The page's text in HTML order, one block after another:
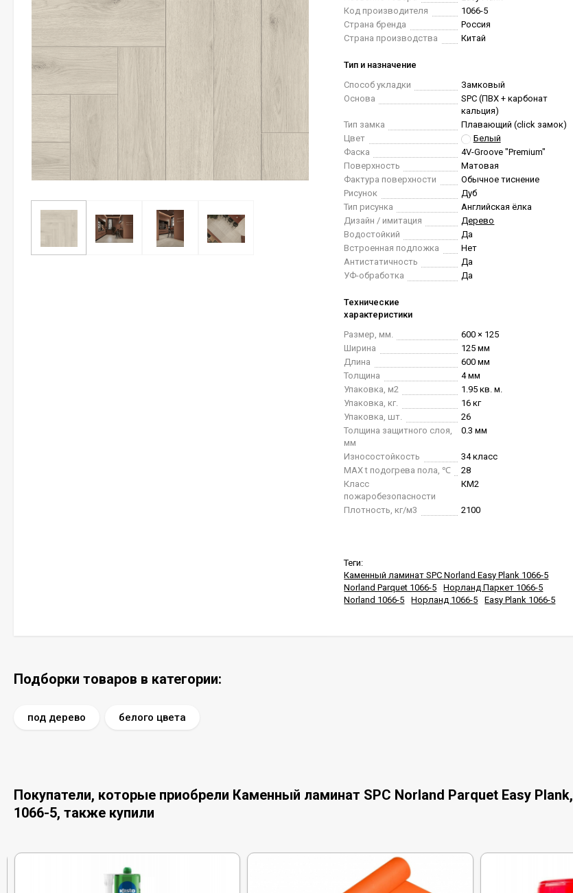
Код производителя
1066-5
Страна бренда
Россия
Страна производства
Китай
Тип и назначение
Способ укладки
Замковый
Основа
SPC (ПВХ + карбонат
кальция)
Тип замка
Плавающий (click замок)
Цвет
Белый
Фаска
4V-Groove "Premium"
Поверхность
Матовая
Фактура поверхности
Обычное тиснение
Рисунок
Дуб
Тип рисунка
Английская ёлка
Дизайн / имитация
Дерево
Водостойкий
Да
Встроенная подложка
Нет
Антистатичность
Да
УФ-обработка
Да
Технические
характеристики
Размер, мм.
600 × 125
Ширина
125 мм
Длина
600 мм
Толщина
4 мм
Упаковка, м2
1.95 кв. м.
Упаковка, кг.
16 кг
Упаковка, шт.
26
Толщина защитного слоя,
мм
0.3 мм
Износостойкость
34 класс
MAX t подогрева пола, ℃
28
Класс
пожаробезопасности
КМ2
Плотность, кг/м3 2100
Теги:
Каменный ламинат SPC Norland Easy Plank 1066-5
Norland Parquet 1066-5
Норланд Паркет 1066-5
Norland 1066-5
Норланд 1066-5 Easy Plank 1066-5
Подборки товаров в категории:
под дерево белого цвета
Покупатели, которые приобрели Каменный ламинат SPC Norland Parquet Easy Plank,
1066-5, также купили